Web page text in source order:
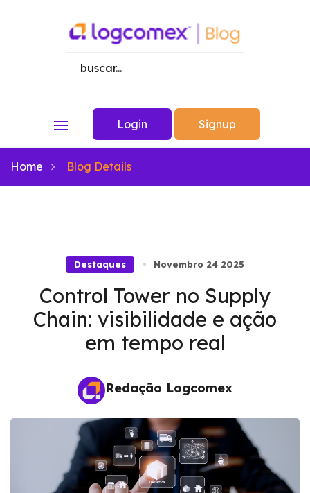
Login Signup
Home Blog Details
Destaques Novembro 24 2025
Control Tower no Supply
Chain: visibilidade e ação
em tempo real
Redação Logcomex